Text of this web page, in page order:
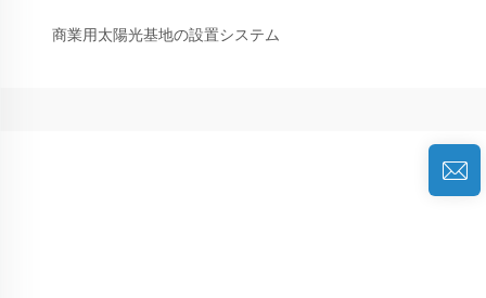
商業用太陽光基地の設置システム